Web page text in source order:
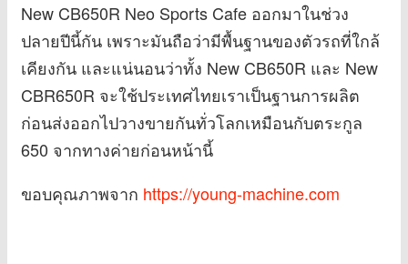
New CB650R Neo Sports Cafe ออกมาในช่วง
ปลายปีนี้กัน เพราะมันถือว่ามีพื้นฐานของตัวรถที่ใกล้
เคียงกัน และแน่นอนว่าทั้ง New CB650R และ New
CBR650R จะใช้ประเทศไทยเราเป็นฐานการผลิต
ก่อนส่งออกไปวางขายกันทั่วโลกเหมือนกับตระกูล
650 จากทางค่ายก่อนหน้านี้
ขอบคุณภาพจาก https://young-machine.com